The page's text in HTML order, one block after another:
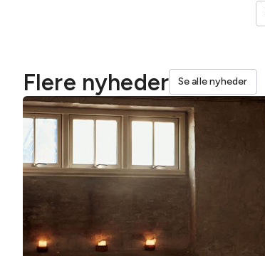
Flere nyheder Se alle nyheder